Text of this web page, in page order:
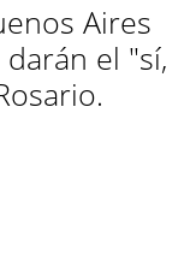
Aires
el "sí,